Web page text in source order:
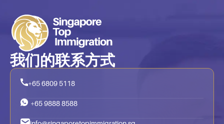
我们的联系方式
+65 6809 5118
+65 9888 8588